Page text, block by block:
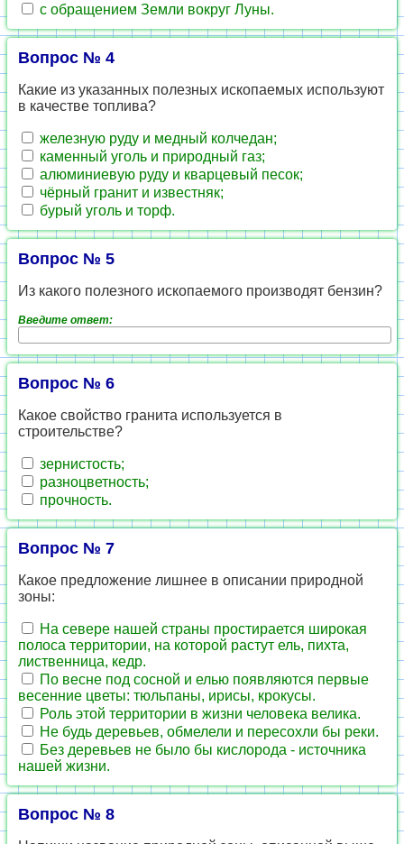
с обращением Земли вокруг Луны.
Вопрос № 4
Какие из указанных полезных ископаемых используют
в качестве топлива?
железную руду и медный колчедан;
каменный уголь и природный газ;
алюминиевую руду и кварцевый песок;
чёрный гранит и известняк;
бурый уголь и торф.
Вопрос № 5
Из какого полезного ископаемого производят бензин?
Введите ответ:
Вопрос № 6
Какое свойство гранита используется в
строительстве?
зернистость;
разноцветность;
прочность.
Вопрос № 7
Какое предложение лишнее в описании природной
зоны:
На севере нашей страны простирается широкая
полоса территории, на которой растут ель, пихта,
лиственница, кедр.
По весне под сосной и елью появляются первые
весенние цветы: тюльпаны, ирисы, крокусы.
Роль этой территории в жизни человека велика.
Не будь деревьев, обмелели и пересохли бы реки.
Без деревьев не было бы кислорода - источника
нашей жизни.
Вопрос № 8